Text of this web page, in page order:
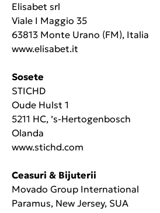
Elisabet srl
Viale I Maggio 35
63813 Monte Urano (FM), Italia
www.elisabet.it
Sosete
STICHD
Oude Hulst 1
5211 HC, ’s-Hertogenbosch
Olanda
www.stichd.com
Ceasuri & Bijuterii
Movado Group International
Paramus, New Jersey, SUA